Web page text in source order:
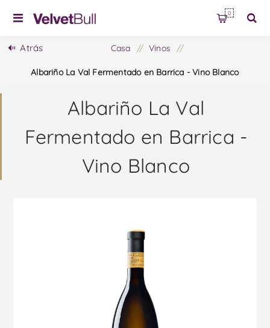
0
Atrás Casa / Vinos /
Albariño La Val Fermentado en Barrica - Vino Blanco
Albariño La Val
Fermentado en Barrica -
Vino Blanco